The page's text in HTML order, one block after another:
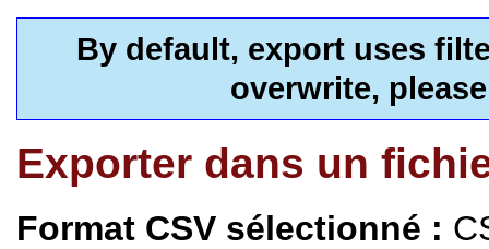
By default, export uses
overwrite,
Exporter dans un
Format CSV sélectionné :